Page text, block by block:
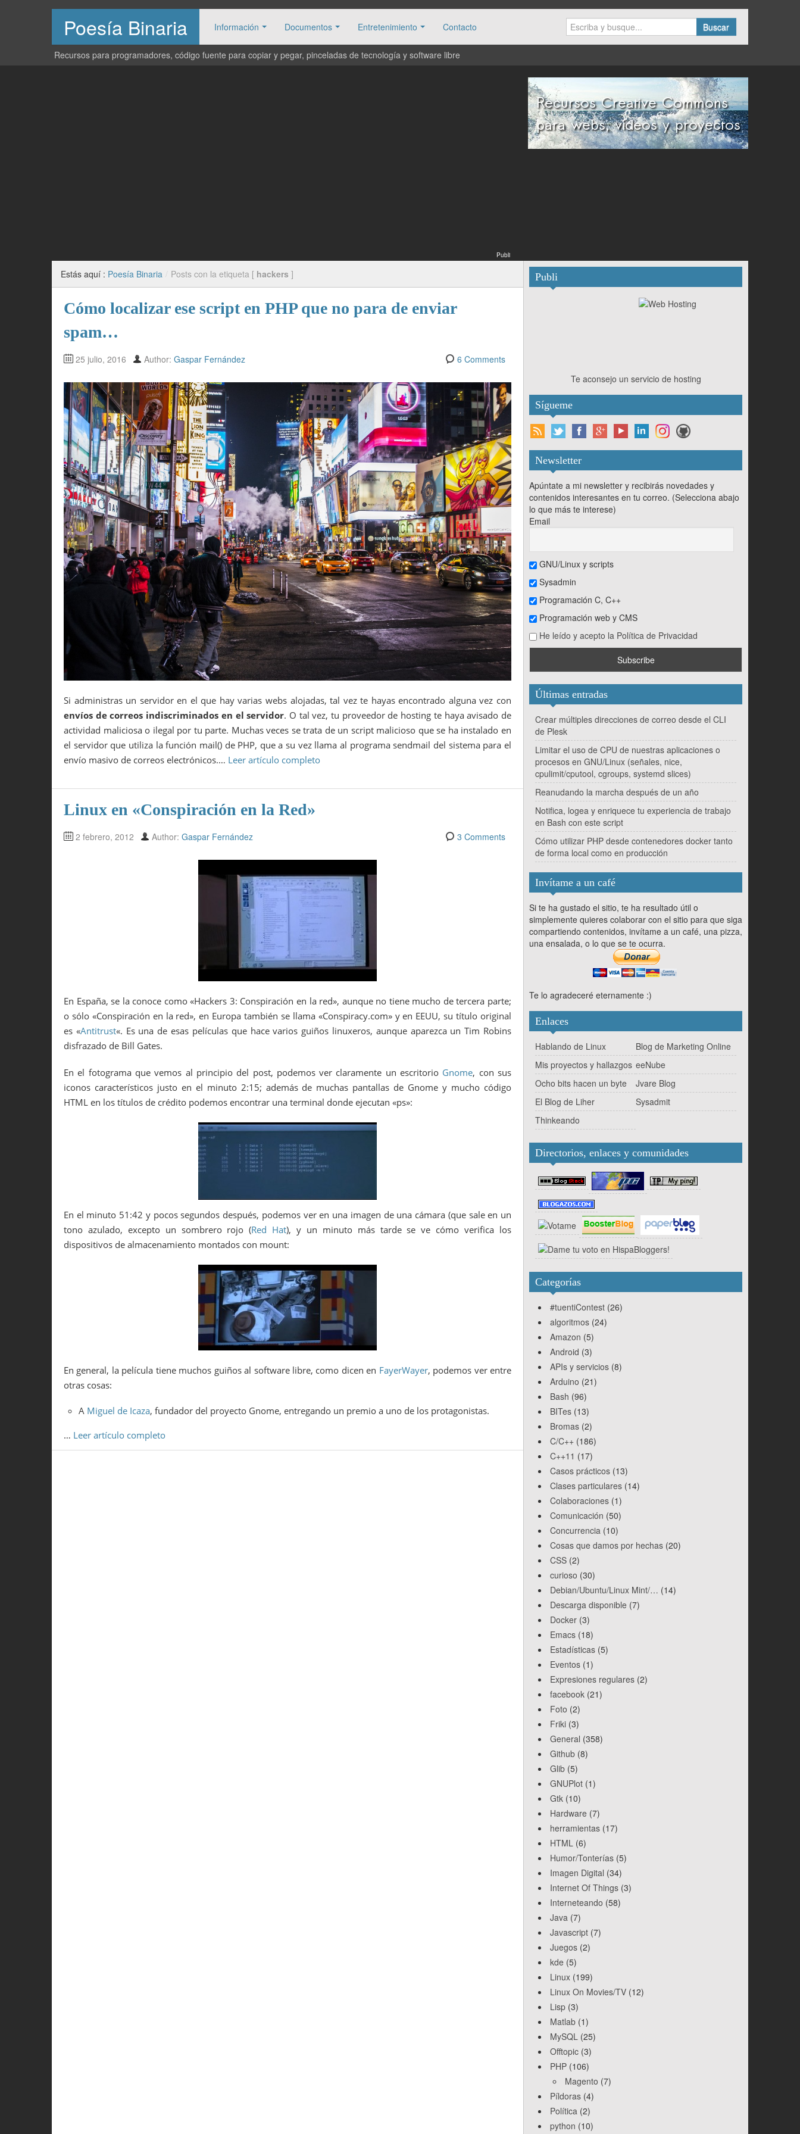
Poesía Binaria Información Documentos Entretenimiento Contacto Buscar
Recursos para programadores, código fuente para copiar y pegar, pinceladas de tecnología y software libre
Publi
Estás aquí : Poesía Binaria / Posts con la etiqueta [ hackers ]
Cómo localizar ese script en PHP que no para de enviar
spam…
25 julio, 2016 Author: Gaspar Fernández 6 Comments
Si administras un servidor en el que hay varias webs alojadas, tal vez te hayas encontrado alguna vez con
envíos de correos indiscriminados en el servidor. O tal vez, tu proveedor de hosting te haya avisado de
actividad maliciosa o ilegal por tu parte. Muchas veces se trata de un script malicioso que se ha instalado en
el servidor que utiliza la función mail() de PHP, que a su vez llama al programa sendmail del sistema para el
envío masivo de correos electrónicos.… Leer artículo completo
Linux en «Conspiración en la Red»
2 febrero, 2012 Author: Gaspar Fernández 3 Comments
En España, se la conoce como «Hackers 3: Conspiración en la red», aunque no tiene mucho de tercera parte;
o sólo «Conspiración en la red», en Europa también se llama «Conspiracy.com» y en EEUU, su título original
es «Antitrust«. Es una de esas películas que hace varios guiños linuxeros, aunque aparezca un Tim Robins
disfrazado de Bill Gates.
En el fotograma que vemos al principio del post, podemos ver claramente un escritorio Gnome, con sus
iconos característicos justo en el minuto 2:15; además de muchas pantallas de Gnome y mucho código
HTML en los títulos de crédito podemos encontrar una terminal donde ejecutan «ps»:
En el minuto 51:42 y pocos segundos después, podemos ver en una imagen de una cámara (que sale en un
tono azulado, excepto un sombrero rojo (Red Hat), y un minuto más tarde se ve cómo verifica los
dispositivos de almacenamiento montados con mount:
En general, la película tiene muchos guiños al software libre, como dicen en FayerWayer, podemos ver entre
otras cosas:
A Miguel de Icaza, fundador del proyecto Gnome, entregando un premio a uno de los protagonistas.
… Leer artículo completo
Publi
Te aconsejo un servicio de hosting
Sígueme
Newsletter
Apúntate a mi newsletter y recibirás novedades y
contenidos interesantes en tu correo. (Selecciona abajo
lo que más te interese)
Email
GNU/Linux y scripts
Sysadmin
Programación C, C++
Programación web y CMS
He leído y acepto la Política de Privacidad
Últimas entradas
Crear múltiples direcciones de correo desde el CLI
de Plesk
Limitar el uso de CPU de nuestras aplicaciones o
procesos en GNU/Linux (señales, nice,
cpulimit/cputool, cgroups, systemd slices)
Reanudando la marcha después de un año
Notifica, logea y enriquece tu experiencia de trabajo
en Bash con este script
Cómo utilizar PHP desde contenedores docker tanto
de forma local como en producción
Invítame a un café
Si te ha gustado el sitio, te ha resultado útil o
simplemente quieres colaborar con el sitio para que siga
compartiendo contenidos, invítame a un café, una pizza,
una ensalada, o lo que se te ocurra.
Te lo agradeceré eternamente :)
Enlaces
Hablando de Linux
Blog de Marketing Online
Mis proyectos y hallazgos eeNube
Ocho bits hacen un byte
Jvare Blog
El Blog de Liher
Sysadmit
Thinkeando
Directorios, enlaces y comunidades
Categorías
#tuentiContest (26)
algoritmos (24)
Amazon (5)
Android (3)
APIs y servicios (8)
Arduino (21)
Bash (96)
BITes (13)
Bromas (2)
C/C++ (186)
C++11 (17)
Casos prácticos (13)
Clases particulares (14)
Colaboraciones (1)
Comunicación (50)
Concurrencia (10)
Cosas que damos por hechas (20)
CSS (2)
curioso (30)
Debian/Ubuntu/Linux Mint/… (14)
Descarga disponible (7)
Docker (3)
Emacs (18)
Estadísticas (5)
Eventos (1)
Expresiones regulares (2)
facebook (21)
Foto (2)
Friki (3)
General (358)
Github (8)
Glib (5)
GNUPlot (1)
Gtk (10)
Hardware (7)
herramientas (17)
HTML (6)
Humor/Tonterías (5)
Imagen Digital (34)
Internet Of Things (3)
Interneteando (58)
Java (7)
Javascript (7)
Juegos (2)
kde (5)
Linux (199)
Linux On Movies/TV (12)
Lisp (3)
Matlab (1)
MySQL (25)
Offtopic (3)
PHP (106)
Magento (7)
Píldoras (4)
Política (2)
python (10)